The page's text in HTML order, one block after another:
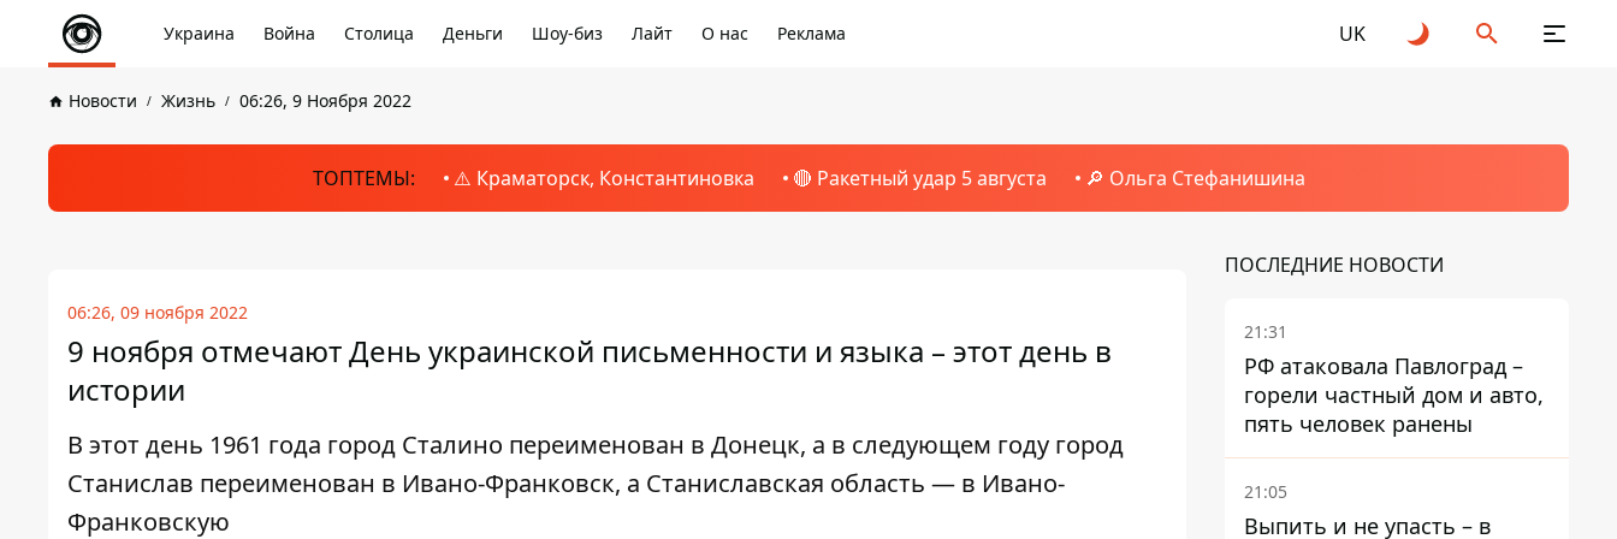
Украина Война Столица Деньги Шоу-биз Лайт О нас Реклама UK
Новости Жизнь 06:26, 9 Ноября 2022
ТОПТЕМЫ: ⚠️ Краматорск, Константиновка 🔴 Ракетный удар 5 августа 🔎 Ольга Стефанишина
06:26, 09 ноября 2022
9 ноября отмечают День украинской письменности и языка – этот день в
истории
В этот день 1961 года город Сталино переименован в Донецк, а в следующем году город
Станислав переименован в Ивано-Франковск, а Станиславская область — в Ивано-
Франковскую
ПОСЛЕДНИЕ НОВОСТИ
21:31
РФ атаковала Павлоград –
горели частный дом и авто,
пять человек ранены
21:05
Выпить и не упасть – в